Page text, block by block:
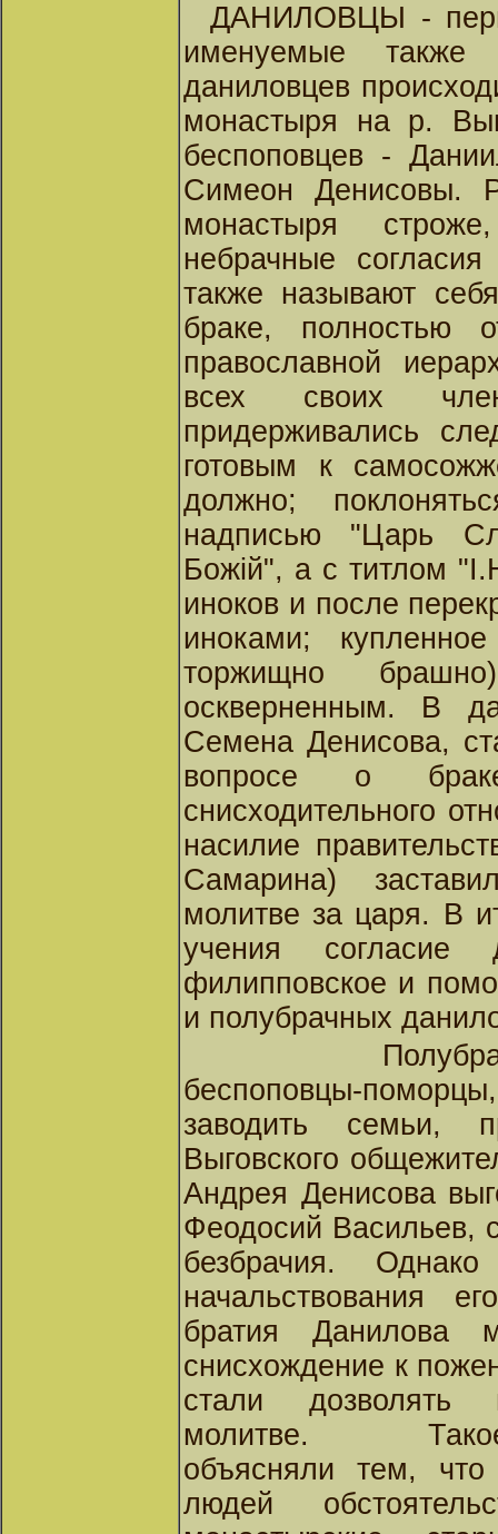
ДАНИЛОВЦЫ -
именуемые также
даниловцев
монастыря на р.
беспоповцев -
Симеон Денисовы.
монастыря
небрачные
также называют
браке, полностью
православной
всех своих
придерживались
готовым к
должно;
надписью "Царь
Божiй", а с титлом
иноков и после
иноками;
торжищно
оскверненным. В
Семена Денисова,
вопросе о
снисходительного
насилие
Самарина)
молитве за царя. В
учения согласие
филипповское и
и полубрачных
беспоповцы-
заводить семьи,
Выговского
Андрея Денисова
Феодосий Васильев,
безбрачия.
начальствования
братия Данилова
снисхождение к
стали дозволять
молитве.
объясняли тем,
людей